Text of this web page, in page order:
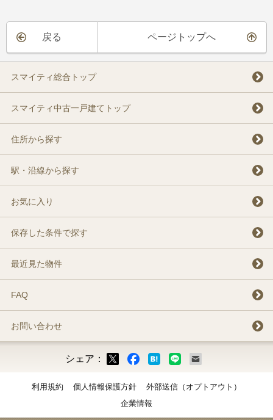
戻る ページトップへ
スマイティ総合トップ
スマイティ中古一戸建てトップ
住所から探す
駅・沿線から探す
お気に入り
保存した条件で探す
最近見た物件
FAQ
お問い合わせ
シェア：
利用規約 個人情報保護方針
外部送信（オプトアウト）
企業情報